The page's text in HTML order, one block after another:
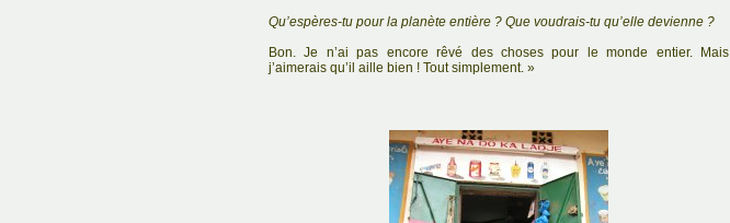
Qu’espères-tu pour la planète entière ? Que voudrais-tu qu’elle devienne ?
Bon. Je n’ai pas encore rêvé des choses pour le monde entier. Mais
j’aimerais qu’il aille bien ! Tout simplement. »